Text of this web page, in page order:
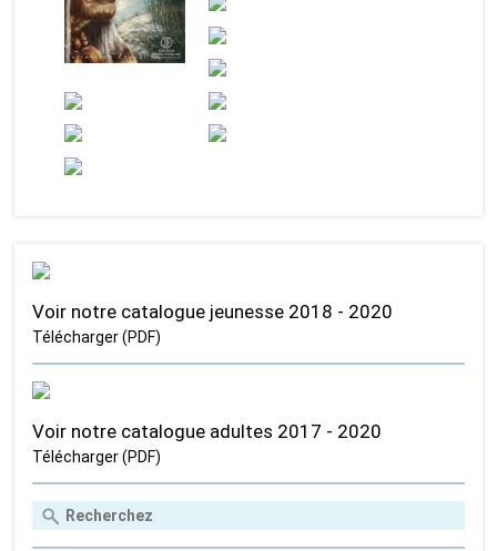
Voir notre catalogue jeunesse 2018 - 2020
Télécharger (PDF)
Voir notre catalogue adultes 2017 - 2020
Télécharger (PDF)